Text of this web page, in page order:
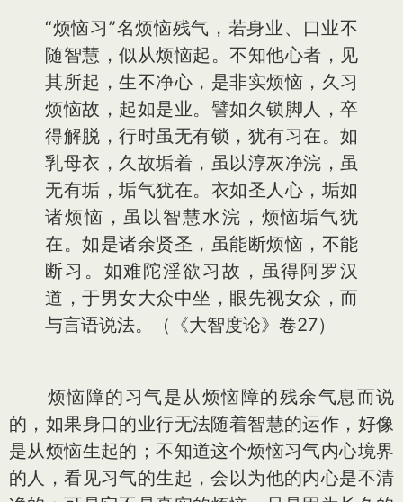
“烦恼习”名烦恼残气，若身业、口业不
随智慧，似从烦恼起。不知他心者，见
其所起，生不净心，是非实烦恼，久习
烦恼故，起如是业。譬如久锁脚人，卒
得解脱，行时虽无有锁，犹有习在。如
乳母衣，久故垢着，虽以淳灰净浣，虽
无有垢，垢气犹在。衣如圣人心，垢如
诸烦恼，虽以智慧水浣，烦恼垢气犹
在。如是诸余贤圣，虽能断烦恼，不能
断习。如难陀淫欲习故，虽得阿罗汉
道，于男女大众中坐，眼先视女众，而
与言语说法。（《大智度论》卷27）
烦恼障的习气是从烦恼障的残余气息而说
的，如果身口的业行无法随着智慧的运作，好像
是从烦恼生起的；不知道这个烦恼习气内心境界
的人，看见习气的生起，会以为他的内心是不清